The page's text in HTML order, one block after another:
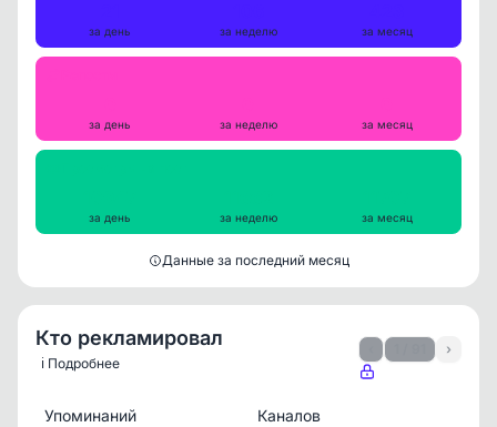
за день за неделю за месяц
за день за неделю за месяц
за день за неделю за месяц
Данные за последний месяц
Кто рекламировал
ℹ️ Подробнее
›
Упоминаний Каналов